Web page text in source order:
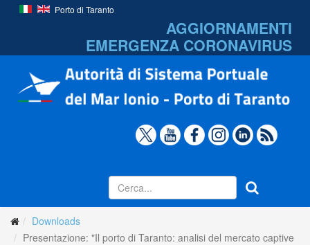
Porto di Taranto
AGGIORNAMENTI
EMERGENZA CORONAVIRUS
Downloads
Presentazione: "Il porto di Taranto: analisi del mercato captive